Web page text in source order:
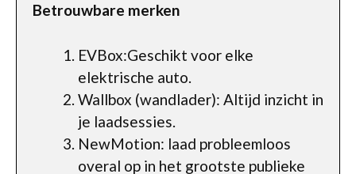
Betrouwbare merken
EVBox:Geschikt voor elke
elektrische auto.
Wallbox (wandlader): Altijd inzicht in
je laadsessies.
NewMotion: laad probleemloos
overal op in het grootste publieke